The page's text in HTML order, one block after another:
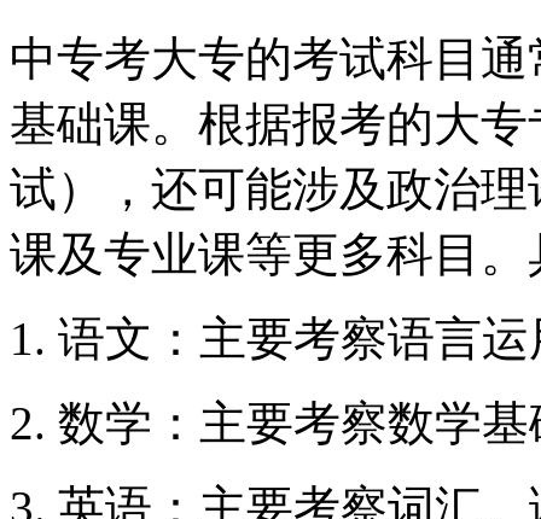
中专考大专的考试科目
基础课。根据报考的大
试），还可能涉及政治
课及专业课等更多科目
语文：主要考察语言
数学：主要考察数学
英语：主要考察词汇